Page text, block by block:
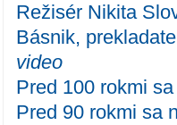
Režisér Nikita
Básnik,
video
Pred 100 rokmi
Pred 90 rokmi sa